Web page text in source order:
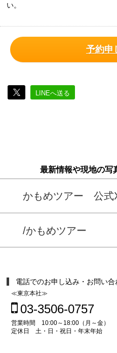
い。
予約申
LINEへ送る
最新情報や現地の写
かもめツアー 公式
/かもめツアー
電話でのお申し込み・お問い合
≪東京本社≫
03-3506-0757
営業時間 10:00～18:00（月～金）
定休日 土・日・祝日・年末年始